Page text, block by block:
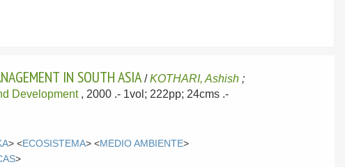
IN SOUTH ASIA /KOTHARI, Ashish ;
Development, 2000 .- 1vol; 222pp; 24cms .-
> <ECOSISTEMA> <MEDIO AMBIENTE>
>